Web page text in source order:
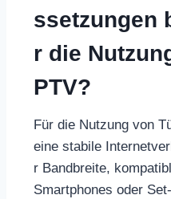
ssetzungen
r die
PTV?
Für die Nutzung von
eine stabile
r Bandbreite,
Smartphones oder